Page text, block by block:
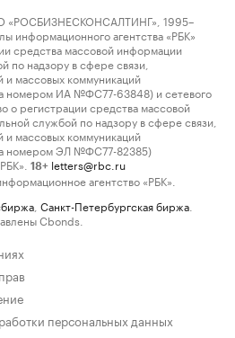
1995–
информационного агентства «РБК»
средства массовой информации
по надзору в сфере связи,
массовых коммуникаций
номером ИА №ФС77-63848) и сетевого
о регистрации средства массовой
службой по надзору в сфере связи,
массовых коммуникаций
номером ЭЛ №ФС77-82385)
18+ letters@rbc.ru
агентство «РБК».
Санкт-Петербургская биржа
Cbonds.
персональных данных